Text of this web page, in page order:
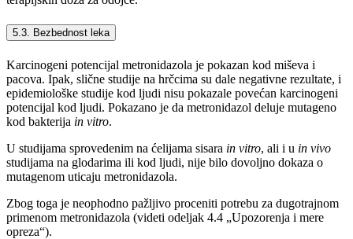
5.3. Bezbednost leka
Karcinogeni potencijal metronidazola je pokazan kod miševa i
pacova. Ipak, slične studije na hrčcima su dale negativne rezultate, i
epidemiološke studije kod ljudi nisu pokazale povećan karcinogeni
potencijal kod ljudi. Pokazano je da metronidazol deluje mutageno
kod bakterija in vitro.
U studijama sprovedenim na ćelijama sisara in vitro, ali i u in vivo
studijama na glodarima ili kod ljudi, nije bilo dovoljno dokaza o
mutagenom uticaju metronidazola.
Zbog toga je neophodno pažljivo proceniti potrebu za dugotrajnom
primenom metronidazola (videti odeljak 4.4 „Upozorenja i mere
opreza“).